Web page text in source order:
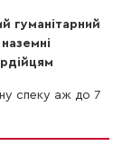
гуманітарний
спеку аж до 7